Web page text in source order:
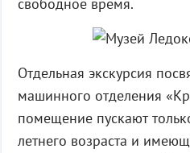
Отдельная экскурсия
машинного отделения
помещение пускают
летнего возраста и